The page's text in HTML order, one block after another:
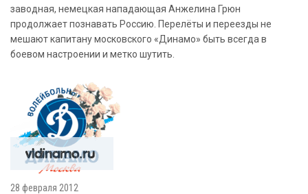
заводная, немецкая нападающая Анжелина Грюн
продолжает познавать Россию. Перелёты и переезды не
мешают капитану московского «Динамо» быть всегда в
боевом настроении и метко шутить.
28 февраля 2012